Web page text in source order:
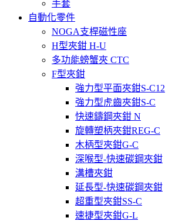
手套
自動化零件
NOGA支桿磁性座
H型夾鉗 H-U
多功能螃蟹夾 CTC
F型夾鉗
強力型平面夾鉗S-C12
強力型虎齒夾鉗S-C
快速鑄鋼夾鉗 N
旋轉塑柄夾鉗REG-C
木柄型夾鉗G-C
深喉型-快速碳鋼夾鉗
溝槽夾鉗
延長型-快速碳鋼夾鉗
超重型夾鉗SS-C
速捷型夾鉗G-L